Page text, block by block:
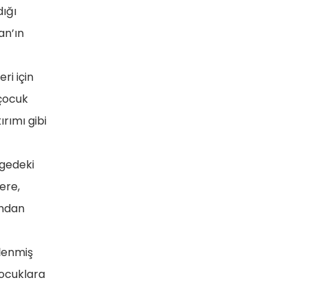
için
gibi